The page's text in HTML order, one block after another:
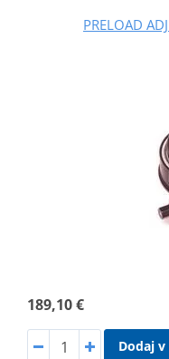
PRELOAD
189,10 €
Dodaj